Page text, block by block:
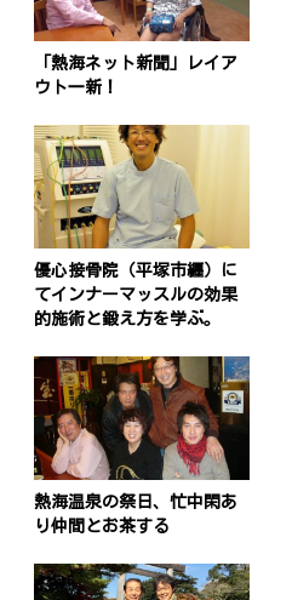
「熱海ネット新聞」レイア
ウト一新！
優心接骨院（平塚市纒）に
てインナーマッスルの効果
的施術と鍛え方を学ぶ。
熱海温泉の祭日、忙中閑あ
り仲間とお茶する